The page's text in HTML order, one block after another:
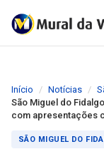
Início Notícias
São Miguel do
com apresentações
SÃO MIGUEL DO